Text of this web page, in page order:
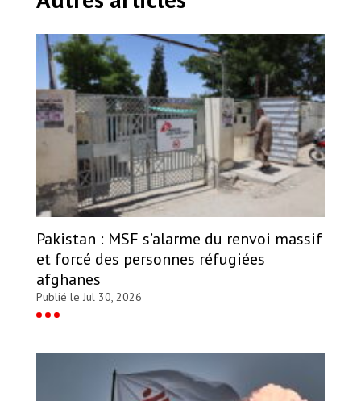
Pakistan : MSF s’alarme du renvoi massif
et forcé des personnes réfugiées
afghanes
Publié le Jul 30, 2026